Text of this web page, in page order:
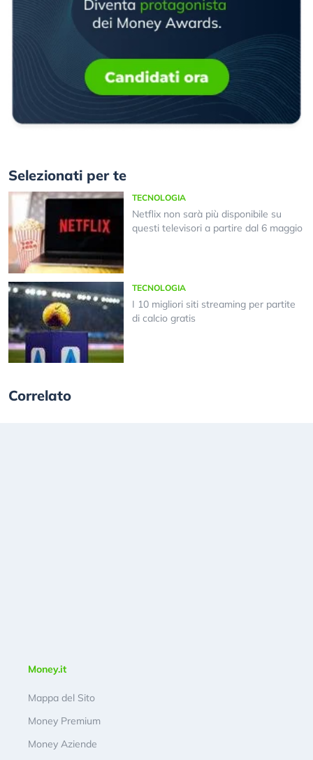
Selezionati per te
TECNOLOGIA
Netflix non sarà più disponibile su
questi televisori a partire dal 6 maggio
TECNOLOGIA
I 10 migliori siti streaming per partite
di calcio gratis
Correlato
Money.it
Mappa del Sito
Money Premium
Money Aziende